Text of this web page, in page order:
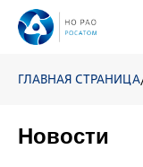
ГЛАВНАЯ СТРАНИЦА
Новости